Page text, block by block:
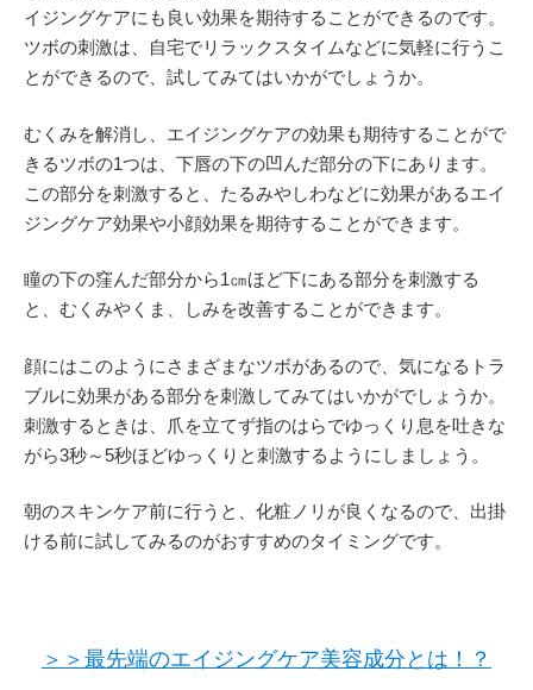
イジングケアにも良い効果を期待することができるのです。
ツボの刺激は、自宅でリラックスタイムなどに気軽に行うこ
とができるので、試してみてはいかがでしょうか。
むくみを解消し、エイジングケアの効果も期待することがで
きるツボの1つは、下唇の下の凹んだ部分の下にあります。
この部分を刺激すると、たるみやしわなどに効果があるエイ
ジングケア効果や小顔効果を期待することができます。
瞳の下の窪んだ部分から1㎝ほど下にある部分を刺激する
と、むくみやくま、しみを改善することができます。
顔にはこのようにさまざまなツボがあるので、気になるトラ
ブルに効果がある部分を刺激してみてはいかがでしょうか。
刺激するときは、爪を立てず指のはらでゆっくり息を吐きな
がら3秒～5秒ほどゆっくりと刺激するようにしましょう。
朝のスキンケア前に行うと、化粧ノリが良くなるので、出掛
ける前に試してみるのがおすすめのタイミングです。
＞＞最先端のエイジングケア美容成分とは！？